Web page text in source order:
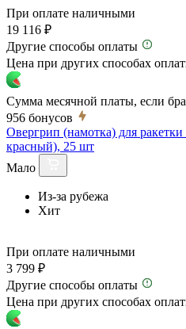
При оплате наличными
19 116 ₽
Другие способы оплаты
Цена при других способах
Сумма месячной платы, если
956 бонусов
Овергрип (намотка) для
красный), 25 шт
Мало
Из-за рубежа
Хит
При оплате наличными
3 799 ₽
Другие способы оплаты
Цена при других способах